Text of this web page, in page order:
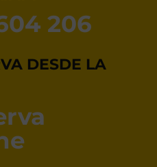
206
DESDE LA